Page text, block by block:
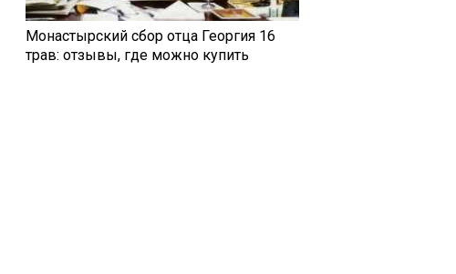
Монастырский сбор отца Георгия 16
трав: отзывы, где можно купить